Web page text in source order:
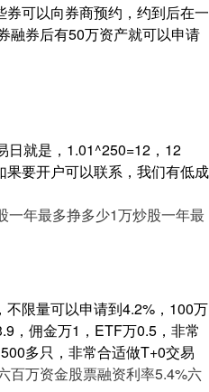
可以向券商预约，约到后在一
融券后有50万资产就可以申请
日就是，1.01^250=12，12
要开户可以联系，我们有低成
一年最多挣多少1万炒股一年最
限量可以申请到4.2%，100万
，佣金万1，ETF万0.5，非常
多只，非常合适做T+0交易
百万资金股票融资利率5.4%六